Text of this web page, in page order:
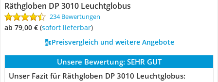
Räthgloben DP 3010 Leuchtglobus
234 Bewertungen
ab 79,00 € ( Sofort lieferbar)
Preisvergleich und weitere Angebote
Unsere Bewertung: SEHR GUT
Unser Fazit für Räthgloben DP 3010 Leuchtglobus: